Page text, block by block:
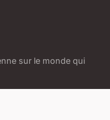
sur le monde qui